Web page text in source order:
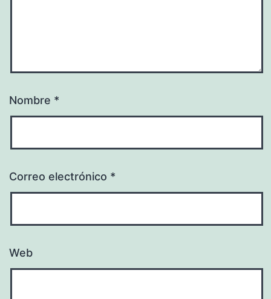
Nombre *
Correo electrónico *
Web